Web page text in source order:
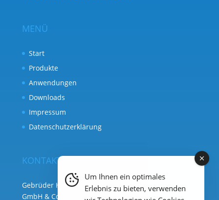
MENÜ
Start
Produkte
Anwendungen
Downloads
Impressum
Datenschutzerklärung
KONTAKT
Gebrüder Heyl Analysentechnik
GmbH & Co. KG ( Hauptsitz )
Um Ihnen ein optimales
Erlebnis zu bieten, verwenden